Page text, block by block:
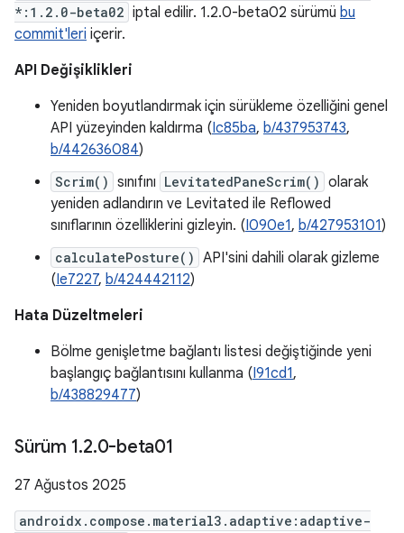
*:1.2.0-beta02 iptal edilir. 1.2.0-beta02 sürümü bu
commit'leri içerir.
API Değişiklikleri
Yeniden boyutlandırmak için sürükleme özelliğini genel
API yüzeyinden kaldırma (Ic85ba, b/437953743,
b/442636084)
Scrim() sınıfını LevitatedPaneScrim() olarak
yeniden adlandırın ve Levitated ile Reflowed
sınıflarının özelliklerini gizleyin. (I090e1, b/427953101)
calculatePosture() API'sini dahili olarak gizleme
(Ie7227, b/424442112)
Hata Düzeltmeleri
Bölme genişletme bağlantı listesi değiştiğinde yeni
başlangıç bağlantısını kullanma (I91cd1,
b/438829477)
Sürüm 1.2.0-beta01
27 Ağustos 2025
androidx.compose.material3.adaptive:adaptive-